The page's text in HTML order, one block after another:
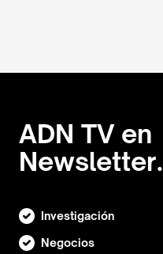
ADN TV en
Newsletter.
Investigación
Negocios